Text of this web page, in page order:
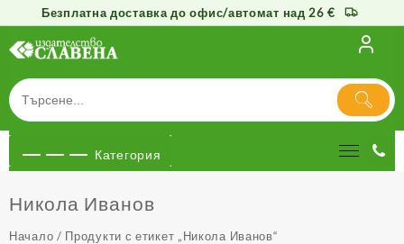
Безплатна доставка до офис/автомат над 26 €
съдържанието
Категория
Никола Иванов
Начало / Продукти с етикет „Никола Иванов“